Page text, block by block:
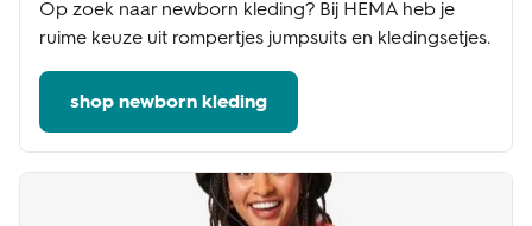
Op zoek naar newborn kleding? Bij HEMA heb je
ruime keuze uit rompertjes jumpsuits en kledingsetjes.
shop newborn kleding